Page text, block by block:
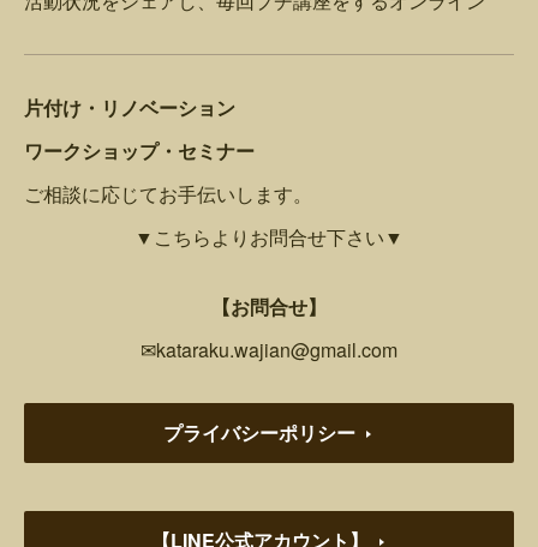
片付け・リノベーション
ワークショップ・セミナー
ご相談に応じてお手伝いします。
▼こちらよりお問合せ下さい▼
【お問合せ】
✉kataraku.wajian@gmail.com
プライバシーポリシー
【LINE公式アカウント】